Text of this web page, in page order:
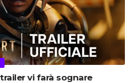
vi farà sognare